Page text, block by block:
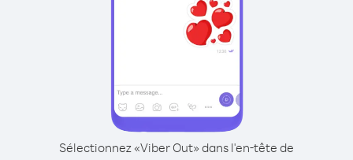
Sélectionnez «Viber Out» dans l'en-tête de